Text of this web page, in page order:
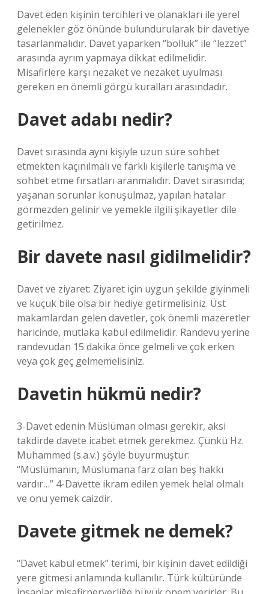
Davet eden kişinin tercihleri ​​ve olanakları ile yerel
gelenekler göz önünde bulundurularak bir davetiye
tasarlanmalıdır. Davet yaparken “bolluk” ile “lezzet”
arasında ayrım yapmaya dikkat edilmelidir.
Misafirlere karşı nezaket ve nezaket uyulması
gereken en önemli görgü kuralları arasındadır.
Davet adabı nedir?
Davet sırasında aynı kişiyle uzun süre sohbet
etmekten kaçınılmalı ve farklı kişilerle tanışma ve
sohbet etme fırsatları aranmalıdır. Davet sırasında;
yaşanan sorunlar konuşulmaz, yapılan hatalar
görmezden gelinir ve yemekle ilgili şikayetler dile
getirilmez.
Bir davete nasıl gidilmelidir?
Davet ve ziyaret: Ziyaret için uygun şekilde giyinmeli
ve küçük bile olsa bir hediye getirmelisiniz. Üst
makamlardan gelen davetler, çok önemli mazeretler
haricinde, mutlaka kabul edilmelidir. Randevu yerine
randevudan 15 dakika önce gelmeli ve çok erken
veya çok geç gelmemelisiniz.
Davetin hükmü nedir?
3-Davet edenin Müslüman olması gerekir, aksi
takdirde davete icabet etmek gerekmez. Çünkü Hz.
Muhammed (s.a.v.) şöyle buyurmuştur:
“Müslümanın, Müslümana farz olan beş hakkı
vardır…” 4-Davette ikram edilen yemek helal olmalı
ve onu yemek caizdir.
Davete gitmek ne demek?
“Davet kabul etmek” terimi, bir kişinin davet edildiği
yere gitmesi anlamında kullanılır. Türk kültüründe